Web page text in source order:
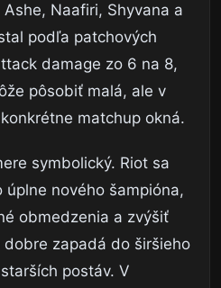
Naafiri, Shyvana a
podľa patchových
damage zo 6 na 8,
pôsobiť malá, ale v
matchup okná.
symbolický. Riot sa
nového šampióna,
obmedzenia a zvýšiť
dobre zapadá do širšieho
postáv. V